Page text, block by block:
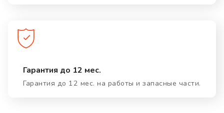
Гарантия до 12 мес.
Гарантия до 12 мес. на работы и запасные части.